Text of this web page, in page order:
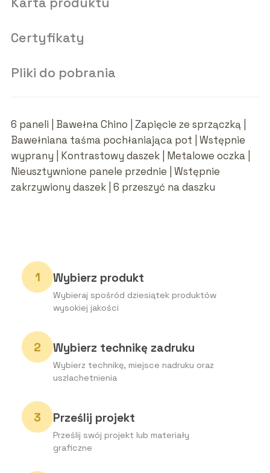
Certyfikaty
Pliki do pobrania
6 paneli | Bawełna Chino | Zapięcie ze sprzączką |
Bawełniana taśma pochłaniająca pot | Wstępnie
wyprany | Kontrastowy daszek | Metalowe oczka |
Nieusztywnione panele przednie | Wstępnie
zakrzywiony daszek | 6 przeszyć na daszku
Wybierz produkt
Wybieraj spośród dziesiątek produktów
wysokiej jakości
Wybierz technikę zadruku
Wybierz technikę, miejsce nadruku oraz
uszlachetnienia
Prześlij projekt
Prześlij swój projekt lub materiały
graficzne